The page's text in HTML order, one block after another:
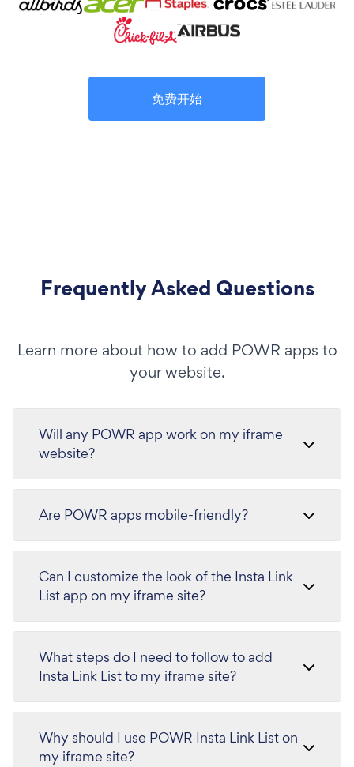
免费开始
Frequently Asked Questions
Learn more about how to add POWR apps to
your website.
Will any POWR app work on my iframe
website?
Are POWR apps mobile-friendly?
Can I customize the look of the Insta Link
List app on my iframe site?
What steps do I need to follow to add
Insta Link List to my iframe site?
Why should I use POWR Insta Link List on
my iframe site?